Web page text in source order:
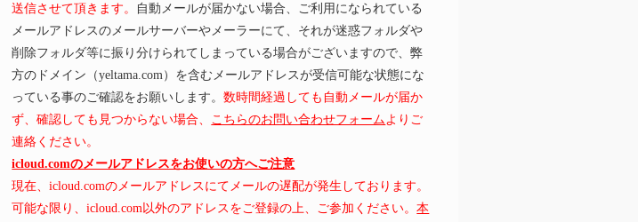
送信させて頂きます。
自動メールが届かない場合、ご利用になられている
メールアドレスのメールサーバーやメーラーにて、それが迷惑フォルダや
削除フォルダ等に振り分けられてしまっている場合がございますので、弊
方のドメイン（yeltama.com）を含むメールアドレスが受信可能な状態にな
っている事のご確認をお願いします。数時間経過しても自動メールが届か
ず、確認しても見つからない場合、
こちらのお問い合わせフォーム よりご
連絡ください。
icloud.comのメールアドレスをお使いの方へご注意
現在、icloud.comのメールアドレスにてメールの遅配が発生しております。
可能な限り、icloud.com以外のアドレスをご登録の上、ご参加ください。本